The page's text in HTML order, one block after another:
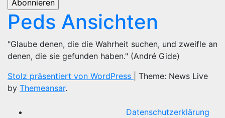
Peds Ansichten
"Glaube denen, die die Wahrheit suchen, und zweifle an
denen, die sie gefunden haben." (André Gide)
Stolz präsentiert von WordPress
Theme: News Live
by Themeansar.
Datenschutzerklärung